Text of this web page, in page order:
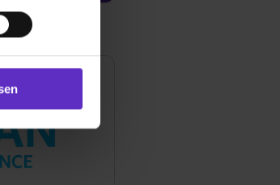
oder die